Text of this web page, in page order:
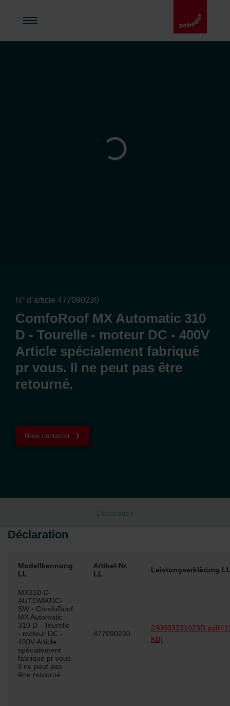
N° d’article 477090230
ComfoRoof MX Automatic 310
D - Tourelle - moteur DC - 400V
Article spécialement fabriqué
pr vous. Il ne peut pas être
retourné.
Nous contacter
Déclaration
Déclaration
Modellkennung
LL
Artikel-Nr.
LL
Leistungserklärung
MX310-D-
AUTOMATIC-
SW - ComfoRoof
MX Automatic
310 D - Tourelle
- moteur DC -
400V Article
spécialement
fabriqué pr vous.
Il ne peut pas
être retourné.
477090230
230603231023D.pdf
KB)